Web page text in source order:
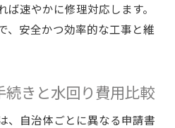
速やかに修理対応します。
、安全かつ効率的な工事と維
きと水回り費用比較
、自治体ごとに異なる申請書